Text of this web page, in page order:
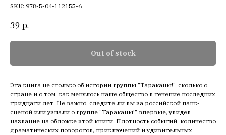
SKU: 978-5-04-112155-6
39 р.
Out of stock
Эта книга не столько об истории группы "Тараканы!", сколько о
стране и о том, как менялось наше общество в течение последних
тридцати лет. Не важно, следите ли вы за российской панк-
сценой или узнали о группе "Тараканы!" впервые, увидев
название на обложке этой книги. Плотность событий, количество
драматических поворотов, приключений и удивительных